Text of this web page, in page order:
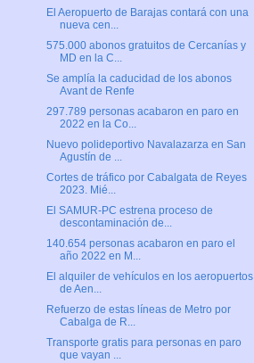
El Aeropuerto de Barajas contará con una
nueva cen...
575.000 abonos gratuitos de Cercanías y
MD en la C...
Se amplía la caducidad de los abonos
Avant de Renfe
297.789 personas acabaron en paro en
2022 en la Co...
Nuevo polideportivo Navalazarza en San
Agustín de ...
Cortes de tráfico por Cabalgata de Reyes
2023. Mié...
El SAMUR-PC estrena proceso de
descontaminación de...
140.654 personas acabaron en paro el
año 2022 en M...
El alquiler de vehículos en los aeropuertos
de Aen...
Refuerzo de estas líneas de Metro por
Cabalga de R...
Transporte gratis para personas en paro
que vayan ...